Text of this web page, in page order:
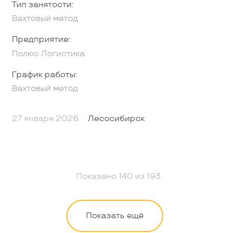
Тип занятости:
Вахтовый метод
Предприятие:
Полюс Логистика
График работы:
Вахтовый метод
27 января 2026 Лесосибирск
Показано140 из193
Показать ещё